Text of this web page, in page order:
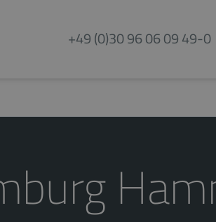
+49 (0)30 96 06 09 49-0